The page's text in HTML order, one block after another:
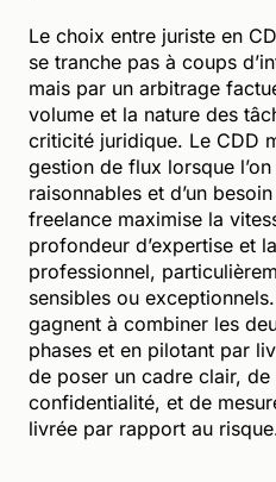
Le choix entre juriste en
se tranche pas à coups
mais par un arbitrage
volume et la nature des
criticité juridique. Le CDD
gestion de flux lorsque
raisonnables et d’un
freelance maximise la
profondeur d’expertise et
professionnel,
sensibles ou
gagnent à combiner les
phases et en pilotant par
de poser un cadre clair, de
confidentialité, et de
livrée par rapport au